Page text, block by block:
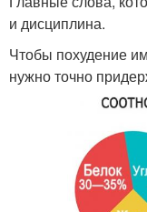
и дисциплина.
Чтобы похудение
нужно точно